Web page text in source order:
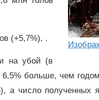
(+5,7%), .
на убой (в
больше, чем
а число